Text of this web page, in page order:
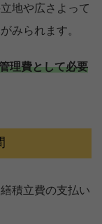
地や広さよって
みられます。
理費として必要
積立費の支払い